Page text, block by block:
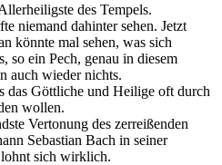
des Tempels.
niemand dahinter sehen. Jetzt
könnte mal sehen, was sich
so ein Pech, genau in diesem
auch wieder nichts.
das Göttliche und Heilige oft durch
wollen.
Vertonung des zerreißenden
Sebastian Bach in seiner
lohnt sich wirklich.